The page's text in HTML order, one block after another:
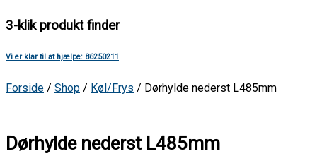
3-klik produkt finder
Vi er klar til at hjælpe: 86250211
Forside / Shop / Køl/Frys / Dørhylde nederst L485mm
Dørhylde nederst L485mm